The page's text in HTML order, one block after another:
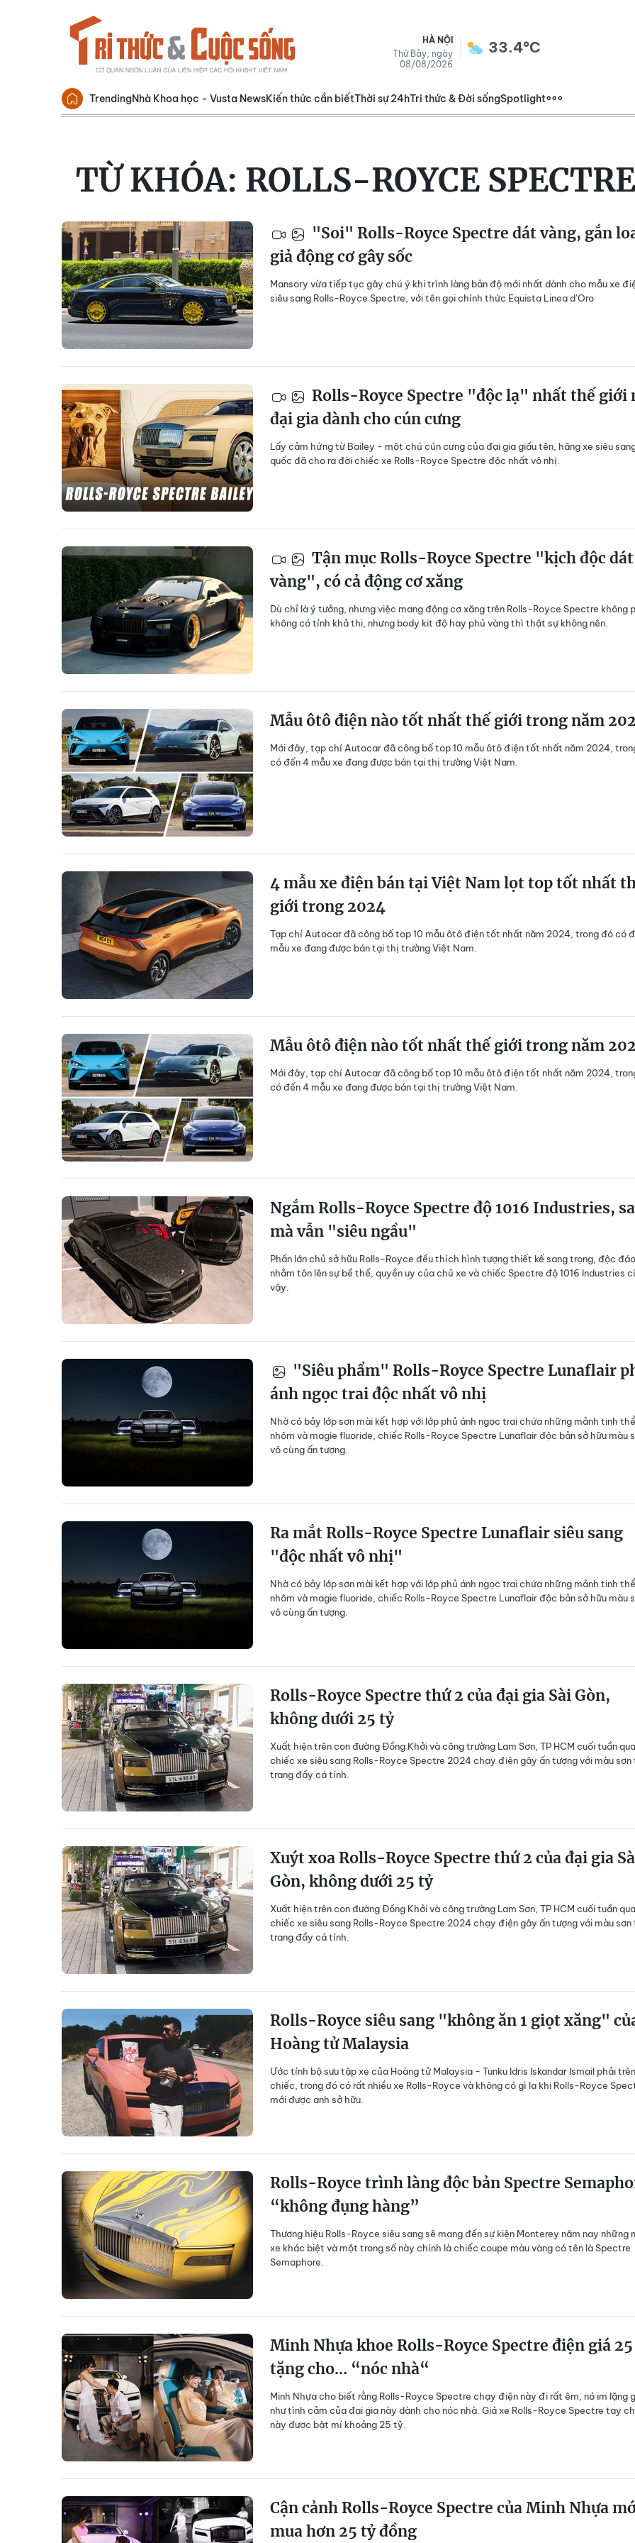
HÀ NỘI
Thứ Bảy, ngày
08/08/2026
33.4°C
TrendingNhà Khoa học - Vusta NewsKiến thức cần biếtThời sự 24hTri thức & Đời sốngSpotlight
TỪ KHÓA: ROLLS-ROYCE
"Soi" Rolls-Royce Spectre dát vàng, gắn
giả động cơ gây sốc
Mansory vừa tiếp tục gây chú ý khi trình làng bản độ mới nhất dành cho mẫu xe
siêu sang Rolls-Royce Spectre, với tên gọi chính thức Equista Linea d’Oro
Rolls-Royce Spectre "độc ​​lạ" nhất thế giới
đại gia dành cho cún cưng
Lấy cảm hứng từ Bailey - một chú cún cưng của đại gia giấu tên, hãng xe siêu
quốc đã cho ra đời chiếc xe Rolls-Royce Spectre độc ​​nhất vô nhị.
Tận mục Rolls-Royce Spectre "kịch độc dát
vàng", có cả động cơ xăng
Dù chỉ là ý tưởng, nhưng việc mang động cơ xăng trên Rolls-Royce Spectre không
không có tính khả thi, nhưng body kit độ hay phủ vàng thì thật sự không nên.
Mẫu ôtô điện nào tốt nhất thế giới trong năm
Mới đây, tạp chí Autocar đã công bố top 10 mẫu ôtô điện tốt nhất năm 2024,
có đến 4 mẫu xe đang được bán tại thị trường Việt Nam.
4 mẫu xe điện bán tại Việt Nam lọt top tốt nhất
giới trong 2024
Tạp chí Autocar đã công bố top 10 mẫu ôtô điện tốt nhất năm 2024, trong đó có
mẫu xe đang được bán tại thị trường Việt Nam.
Mẫu ôtô điện nào tốt nhất thế giới trong năm
Mới đây, tạp chí Autocar đã công bố top 10 mẫu ôtô điện tốt nhất năm 2024,
có đến 4 mẫu xe đang được bán tại thị trường Việt Nam.
Ngắm Rolls-Royce Spectre độ 1016 Industries,
mà vẫn "siêu ngầu"
Phần lớn chủ sở hữu Rolls-Royce đều thích hình tượng thiết kế sang trọng, độc đáo
nhằm tôn lên sự bề thế, quyền uy của chủ xe và chiếc Spectre độ 1016 Industries
vậy.
"Siêu phẩm" Rolls-Royce Spectre Lunaflair
ánh ngọc trai độc nhất vô nhị
Nhờ có bảy lớp sơn mài kết hợp với lớp phủ ánh ngọc trai chứa những mảnh tinh thể
nhôm và magie fluoride, chiếc Rolls-Royce Spectre Lunaflair độc bản sở hữu màu
vô cùng ấn tượng.
Ra mắt Rolls-Royce Spectre Lunaflair siêu sang
"độc nhất vô nhị"
Nhờ có bảy lớp sơn mài kết hợp với lớp phủ ánh ngọc trai chứa những mảnh tinh thể
nhôm và magie fluoride, chiếc Rolls-Royce Spectre Lunaflair độc bản sở hữu màu
vô cùng ấn tượng.
Rolls-Royce Spectre thứ 2 của đại gia Sài Gòn,
không dưới 25 tỷ
Xuất hiện trên con đường Đồng Khởi và công trường Lam Sơn, TP HCM cuối tuần qua,
chiếc xe siêu sang Rolls-Royce Spectre 2024 chạy điện gây ấn tượng với màu sơn
trang đầy cá tính.
Xuýt xoa Rolls-Royce Spectre thứ 2 của đại gia
Gòn, không dưới 25 tỷ
Xuất hiện trên con đường Đồng Khởi và công trường Lam Sơn, TP HCM cuối tuần qua,
chiếc xe siêu sang Rolls-Royce Spectre 2024 chạy điện gây ấn tượng với màu sơn
trang đầy cá tính.
Rolls-Royce siêu sang "không ăn 1 giọt xăng"
Hoàng tử Malaysia
Ước tính bộ sưu tập xe của Hoàng tử Malaysia - Tunku Idris Iskandar Ismail phải
chiếc, trong đó có rất nhiều xe Rolls-Royce và không có gì lạ khi Rolls-Royce
mới được anh sở hữu.
Rolls-Royce trình làng độc bản Spectre
“không đụng hàng”
Thương hiệu Rolls-Royce siêu sang sẽ mang đến sự kiện Monterey năm nay những
xe khác biệt và một trong số này chính là chiếc coupe màu vàng có tên là Spectre
Semaphore.
Minh Nhựa khoe Rolls-Royce Spectre điện giá
tặng cho... “nóc nhà“
Minh Nhựa cho biết rằng Rolls-Royce Spectre chạy điện này đi rất êm, nó im lặng
như tình cảm của đại gia này dành cho nóc nhà. Giá xe Rolls-Royce Spectre tay
này được bật mí khoảng 25 tỷ.
Cận cảnh Rolls-Royce Spectre của Minh Nhựa
mua hơn 25 tỷ đồng